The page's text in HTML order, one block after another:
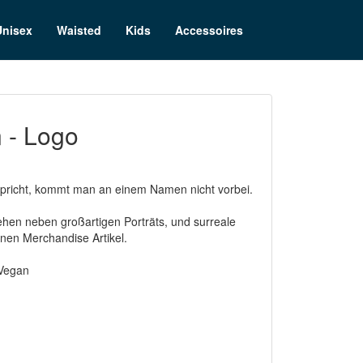
Waisted Kids Accessoires
- Logo
kommt man an einem Namen nicht vorbei.
neben großartigen Porträts, und surreale
Merchandise Artikel.